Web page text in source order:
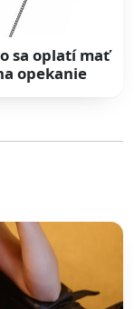
sa oplatí mať
opekanie